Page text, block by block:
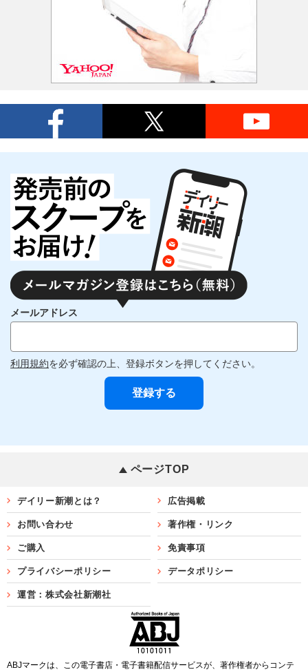
メールアドレス
利用規約を必ず確認の上、登録ボタンを押してください。
ページTOP
デイリー新潮とは？ 広告掲載
お問い合わせ 著作権・リンク
ご購入 免責事項
プライバシーポリシー データポリシー
運営：株式会社新潮社
ABJマークは、この電子書店・電子書籍配信サービスが、著作権者からコンテ